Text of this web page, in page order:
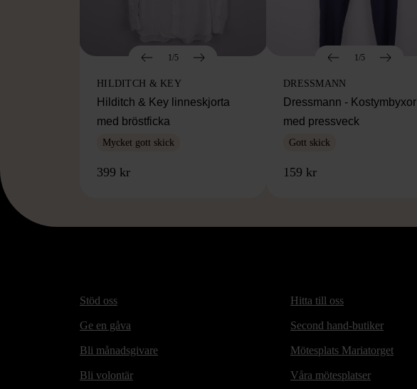
1/5
HILDITCH & KEY
Hilditch & Key linneskjorta
med bröstficka
Mycket gott skick
399 kr
1/5
DRESSMANN
Dressmann - Kostymbyxor
med pressveck
Gott skick
159 kr
Stöd oss
Ge en gåva
Bli månadsgivare
Bli volontär
Hitta till oss
Second hand-butiker
Mötesplats Mariatorget
Våra mötesplatser